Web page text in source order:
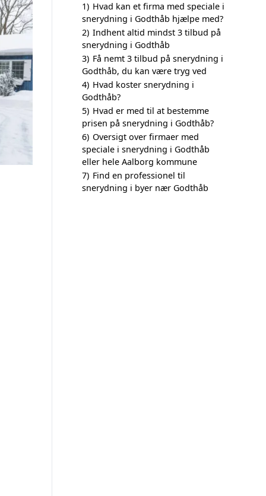
1) Hvad kan et firma med speciale i
snerydning i Godthåb hjælpe med?
2) Indhent altid mindst 3 tilbud på
snerydning i Godthåb
3) Få nemt 3 tilbud på snerydning i
Godthåb, du kan være tryg ved
4) Hvad koster snerydning i
Godthåb?
5) Hvad er med til at bestemme
prisen på snerydning i Godthåb?
6) Oversigt over firmaer med
speciale i snerydning i Godthåb
eller hele Aalborg kommune
7) Find en professionel til
snerydning i byer nær Godthåb